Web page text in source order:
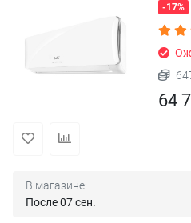
-17%
64
В магазине:
После 07 сен.